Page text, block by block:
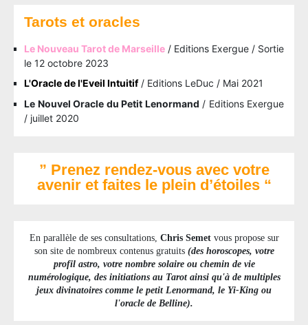
Tarots et oracles
Le Nouveau Tarot de Marseille / Editions Exergue / Sortie
le 12 octobre 2023
L'Oracle de l'Eveil Intuitif/ Editions LeDuc / Mai 2021
Le Nouvel Oracle du Petit Lenormand / Editions Exergue
/ juillet 2020
” Prenez rendez-vous avec votre
avenir et faites le plein d’étoiles “
En parallèle de ses consultations, Chris Semetvous propose sur
son site de nombreux contenus gratuits (des horoscopes, votre
profil astro, votre nombre solaire ou chemin de vie
numérologique, des initiations au Tarot ainsi qu'à de multiples
jeux divinatoires comme le petit Lenormand, le Yi-King ou
l'oracle de Belline).